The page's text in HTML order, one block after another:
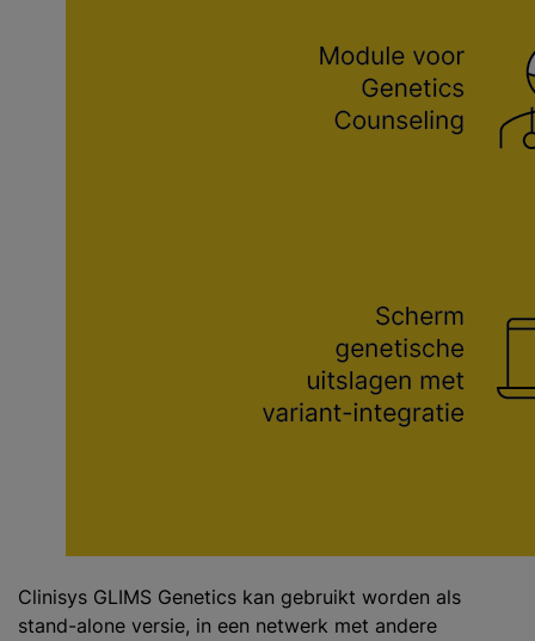
Clinisys GLIMS Genetics kan gebruikt worden als
stand-alone versie, in een netwerk met andere